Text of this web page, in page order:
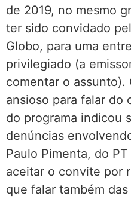
de 2019, no mesmo
ter sido convidado
Globo, para uma
privilegiado (a
comentar o assunto).
ansioso para falar do
do programa indicou
denúncias
Paulo Pimenta, do
aceitar o convite por
que falar também